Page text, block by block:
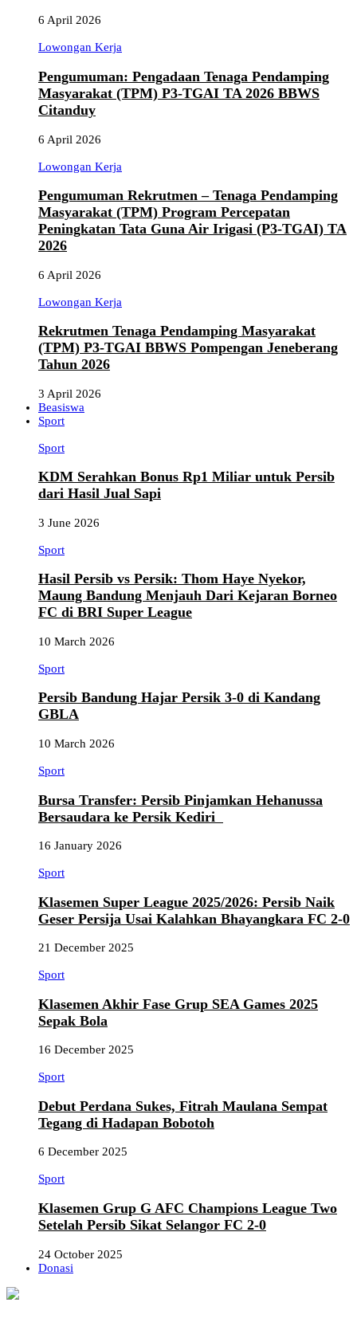
6 April 2026
Lowongan Kerja
Pengumuman: Pengadaan Tenaga Pendamping
Masyarakat (TPM) P3-TGAI TA 2026 BBWS
Citanduy
6 April 2026
Lowongan Kerja
Pengumuman Rekrutmen – Tenaga Pendamping
Masyarakat (TPM) Program Percepatan
Peningkatan Tata Guna Air Irigasi (P3-TGAI) TA
2026
6 April 2026
Lowongan Kerja
Rekrutmen Tenaga Pendamping Masyarakat
(TPM) P3-TGAI BBWS Pompengan Jeneberang
Tahun 2026
3 April 2026
Beasiswa
Sport
Sport
KDM Serahkan Bonus Rp1 Miliar untuk Persib
dari Hasil Jual Sapi
3 June 2026
Sport
Hasil Persib vs Persik: Thom Haye Nyekor,
Maung Bandung Menjauh Dari Kejaran Borneo
FC di BRI Super League
10 March 2026
Sport
Persib Bandung Hajar Persik 3-0 di Kandang
GBLA
10 March 2026
Sport
Bursa Transfer: Persib Pinjamkan Hehanussa
Bersaudara ke Persik Kediri
16 January 2026
Sport
Klasemen Super League 2025/2026: Persib Naik
Geser Persija Usai Kalahkan Bhayangkara FC 2-0
21 December 2025
Sport
Klasemen Akhir Fase Grup SEA Games 2025
Sepak Bola
16 December 2025
Sport
Debut Perdana Sukes, Fitrah Maulana Sempat
Tegang di Hadapan Bobotoh
6 December 2025
Sport
Klasemen Grup G AFC Champions League Two
Setelah Persib Sikat Selangor FC 2-0
24 October 2025
Donasi